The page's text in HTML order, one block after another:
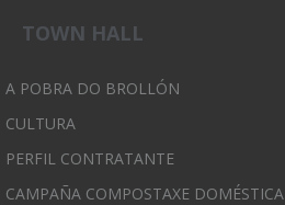
TOWN HALL
A POBRA DO BROLLÓN
CULTURA
PERFIL CONTRATANTE
CAMPAÑA COMPOSTAXE DOMÉSTICA